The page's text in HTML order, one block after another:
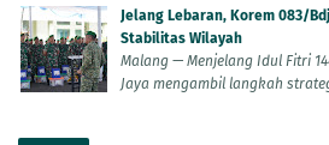
Jelang Lebaran, Korem 083/
Stabilitas Wilayah
Malang — Menjelang Idul Fitri
Jaya mengambil langkah